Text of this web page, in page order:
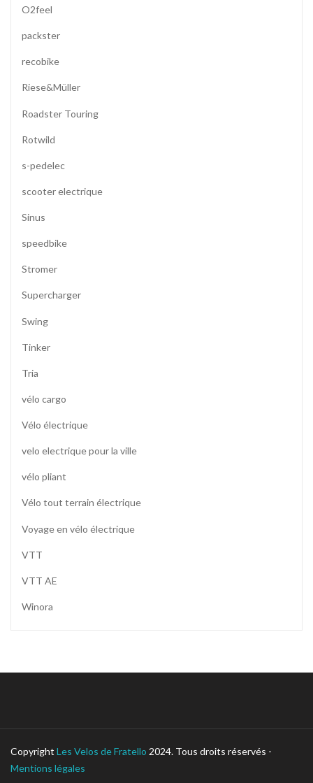
O2feel
packster
recobike
Riese&Müller
Roadster Touring
Rotwild
s-pedelec
scooter electrique
Sinus
speedbike
Stromer
Supercharger
Swing
Tinker
Tria
vélo cargo
Vélo électrique
velo electrique pour la ville
vélo pliant
Vélo tout terrain électrique
Voyage en vélo électrique
VTT
VTT AE
Winora
Copyright Les Velos de Fratello 2024. Tous droits réservés -
Mentions légales